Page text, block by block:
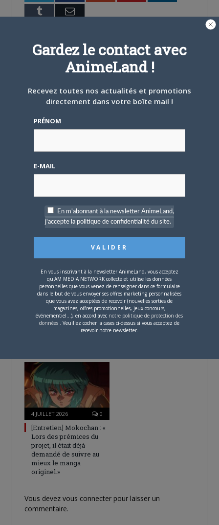
Tumblr Email
BRUNO DE LA CRUZ
un rêve. Il ne me reste plus qu'à
rencontrer Hiroaki Samura et je pourrai
L’AnimeLand Hors-Série
– Spécial Posters est
disponible !
4 AOÛT 2026 0
Une nouvelle série TV
Digimon en préparation
4 JUILLET 2026 0
[Entretien] Mokochan : «
Lors des prémices du
projet, il était déjà
demandé de suivre au
mieux le manga
originel.»
Vous devez vous connecter pour laisser un
commentaire.
Gardez le contact avec
AnimeLand !
Recevez toutes nos actualités et promotions
directement dans votre boîte mail !
PRÉNOM
E-MAIL
En m'abonnant à la newsletter AnimeLand,
j'accepte la politique de confidentialité du site.
En vous inscrivant à la newsletter AnimeLand, vous acceptez
qu'AM MEDIA NETWORK collecte et utilise les données
personnelles que vous venez de renseigner dans ce formulaire
dans le but de vous envoyer ses offres marketing personnalisées
que vous avez acceptées de recevoir (nouvelles sorties de
magazines, offres promotionnelles, jeux-concours,
événementiel...), en accord avec notre politique de protection des
données . Veuillez cocher la cases ci-dessus si vous acceptez de
recevoir notre newsletter.